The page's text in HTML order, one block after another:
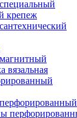
крепеж
вязальная